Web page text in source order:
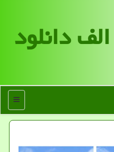
الف دانلود
منو